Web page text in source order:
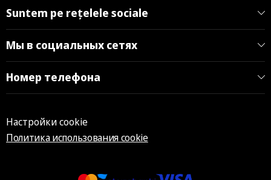
Suntem pe rețelele sociale
Мы в социальных сетях
Номер телефона
Настройки cookie
Политика использования cookie